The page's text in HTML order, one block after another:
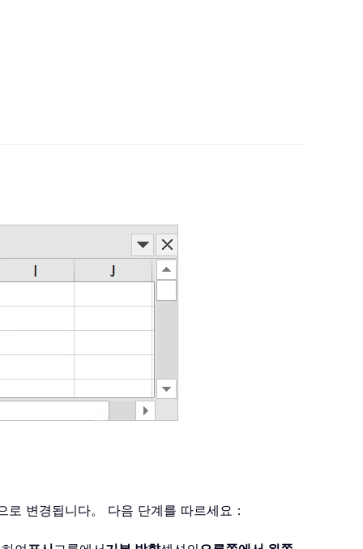
변경됩니다。 다음 단계를 따르세요：